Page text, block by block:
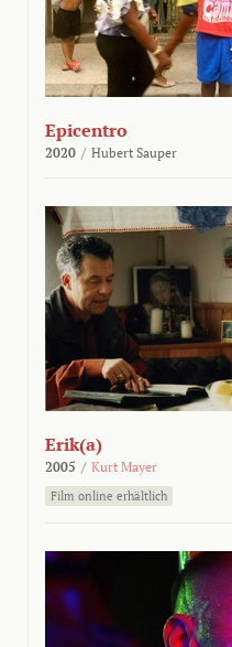
Epicentro
2020 / Hubert Sauper
Erik(a)
2005 / Kurt Mayer
Film online erhältlich